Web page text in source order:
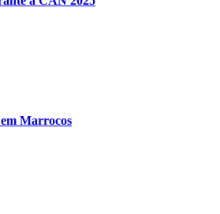
Marrocos